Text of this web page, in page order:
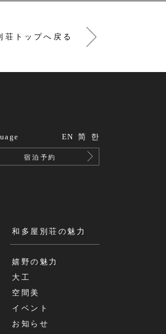
荘トップへ戻る
EN 简 한
宿泊予約
和多屋別荘の魅力
嬉野の魅力
大工
空間美
イベント
お知らせ